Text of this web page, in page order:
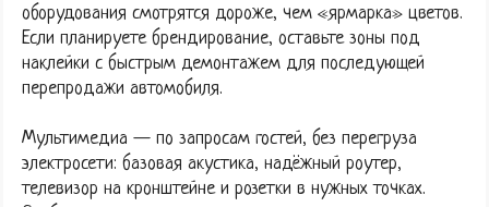
оборудования смотрятся дороже, чем «ярмарка» цветов.
Если планируете брендирование, оставьте зоны под
наклейки с быстрым демонтажем для последующей
перепродажи автомобиля.
Мультимедиа — по запросам гостей, без перегруза
электросети: базовая акустика, надёжный роутер,
телевизор на кронштейне и розетки в нужных точках.